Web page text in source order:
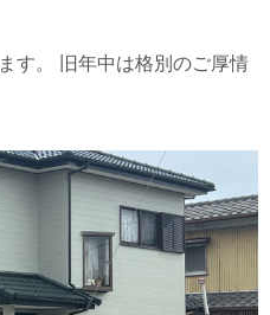
す。 旧年中は格別のご厚情